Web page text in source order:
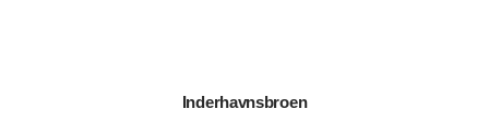
Inderhavnsbroen